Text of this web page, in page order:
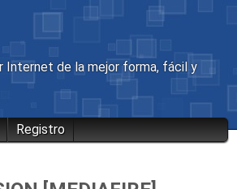
Internet de la mejor forma, fácil y
Registro